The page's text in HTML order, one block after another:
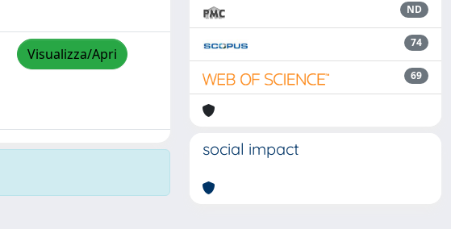
Visualizza/Apri
ND
74
69
social impact